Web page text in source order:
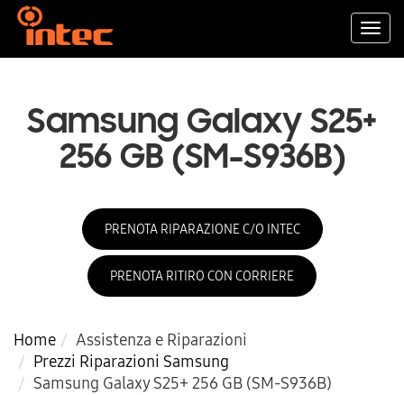
Samsung Galaxy S25+
256 GB (SM-S936B)
PRENOTA RIPARAZIONE C/O INTEC
PRENOTA RITIRO CON CORRIERE
Home
Assistenza e Riparazioni
Prezzi Riparazioni Samsung
Samsung Galaxy S25+ 256 GB (SM-S936B)